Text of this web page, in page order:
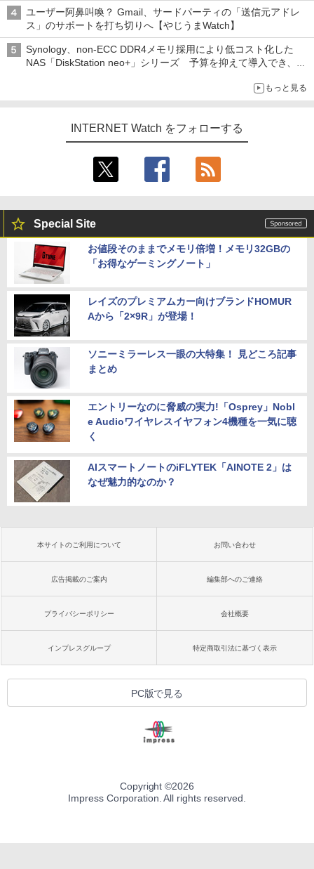
ユーザー阿鼻叫喚？ Gmail、サードパーティの「送信元アドレ
ス」のサポートを打ち切りへ【やじうまWatch】
Synology、non-ECC DDR4メモリ採用により低コスト化した
NAS「DiskStation neo+」シリーズ 予算を抑えて導入でき、
もっと見る
INTERNET Watch をフォローする
Special Site
お値段そのままでメモリ倍増！メモリ32GBの
「お得なゲーミングノート」
レイズのプレミアムカー向けブランドHOMUR
Aから「2×9R」が登場！
ソニーミラーレス一眼の大特集！ 見どころ記事
まとめ
エントリーなのに脅威の実力!「Osprey」Nobl
e Audioワイヤレスイヤフォン4機種を一気に聴
く
AIスマートノートのiFLYTEK「AINOTE 2」は
なぜ魅力的なのか？
本サイトのご利用について お問い合わせ
広告掲載のご案内 編集部へのご連絡
プライバシーポリシー 会社概要
インプレスグループ 特定商取引法に基づく表示
PC版で見る
Copyright ©2026
Impress Corporation. All rights reserved.